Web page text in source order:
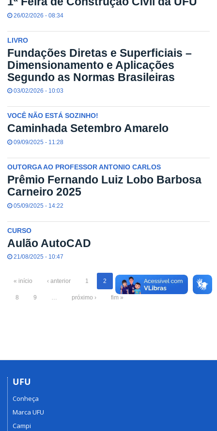
26/02/2026 - 08:34
LIVRO
Fundações Diretas e Superficiais –
Dimensionamento e Aplicações
Segundo as Normas Brasileiras
03/02/2026 - 10:03
VOCÊ NÃO ESTÁ SOZINHO!
Caminhada Setembro Amarelo
09/09/2025 - 11:28
OUTORGA AO PROFESSOR ANTONIO CARLOS
Prêmio Fernando Luiz Lobo Barbosa
Carneiro 2025
05/09/2025 - 14:22
CURSO
Aulão AutoCAD
21/08/2025 - 10:47
« início ‹ anterior 1 2 3 4 5 6
8 9 … próximo › fim »
UFU
Conheça
Marca UFU
Campi